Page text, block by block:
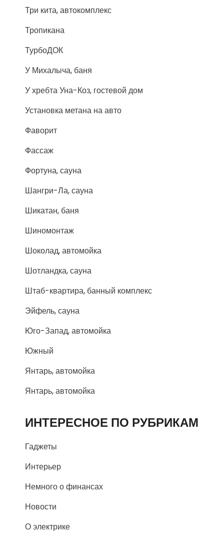
Три кита, автокомплекс
Тропикана
ТурбоДОК
У Михалыча, баня
У хребта Уна-Коз, гостевой дом
Установка метана на авто
Фаворит
Фассаж
Фортуна, сауна
Шангри-Ла, сауна
Шикатан, баня
Шиномонтаж
Шоколад, автомойка
Шотландка, сауна
Штаб-квартира, банный комплекс
Эйфель, сауна
Юго-Запад, автомойка
Южный
Янтарь, автомойка
Янтарь, автомойка
ИНТЕРЕСНОЕ ПО РУБРИКАМ
Гаджеты
Интерьер
Немного о финансах
Новости
О электрике